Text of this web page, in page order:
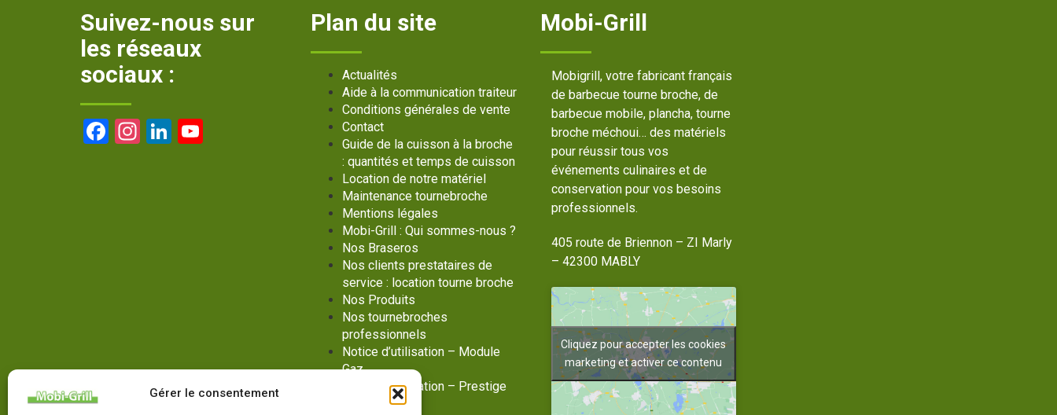
Gérer le consentement
Suivez-nous sur
les réseaux
sociaux :
Facebook
Instagram
LinkedIn
Plan du site
Actualités
Aide à la communication traiteur
Conditions générales de vente
Contact
Guide de la cuisson à la broche
: quantités et temps de cuisson
Location de notre matériel
Maintenance tournebroche
Mentions légales
Mobi-Grill : Qui sommes-nous ?
Nos Braseros
Nos clients prestataires de
service : location tourne broche
Nos Produits
Nos tournebroches
professionnels
Notice d’utilisation – Module
Gaz
Notice d’utilisation – Prestige
Mobi-Grill
Mobigrill, votre fabricant français
de barbecue tourne broche, de
barbecue mobile, plancha, tourne
broche méchoui… des matériels
pour réussir tous vos
événements culinaires et de
conservation pour vos besoins
professionnels.
405 route de Briennon – ZI Marly
– 42300 MABLY
Cliquez pour accepter les cookies
marketing et activer ce contenu